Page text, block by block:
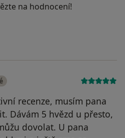
na hodnocení!
recenze, musím pana
Dávám 5 hvězd u přesto,
dovolat. U pana